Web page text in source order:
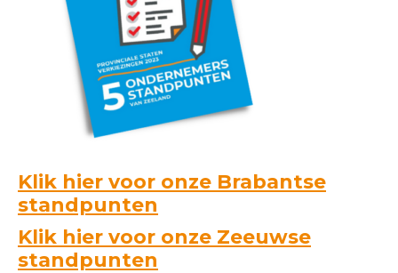
Klik hier voor onze Brabantse
standpunten
Klik hier voor onze Zeeuwse
standpunten